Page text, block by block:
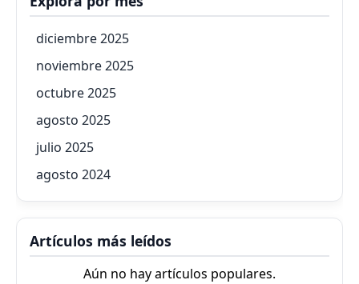
diciembre 2025
noviembre 2025
octubre 2025
agosto 2025
julio 2025
agosto 2024
Artículos más leídos
Aún no hay artículos populares.